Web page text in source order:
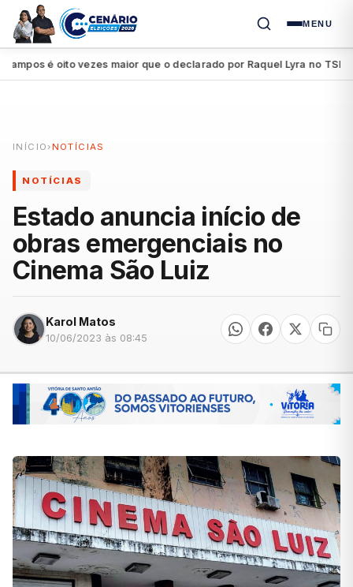
MENU
é oito vezes maior que o declarado por Raquel Lyra no TSE ●
INÍCIO › NOTÍCIAS
NOTÍCIAS
Estado anuncia início de
obras emergenciais no
Cinema São Luiz
Karol Matos
10/06/2023 às 08:45